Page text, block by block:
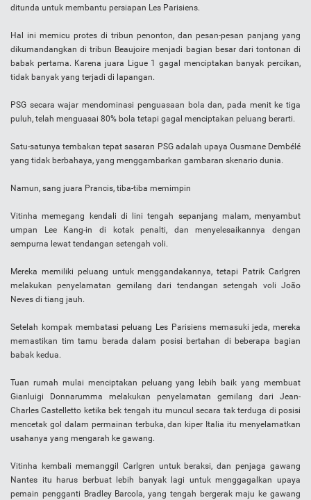
ditunda untuk membantu persiapan Les Parisiens.
Hal ini memicu protes di tribun penonton, dan pesan-pesan panjang yang
dikumandangkan di tribun Beaujoire menjadi bagian besar dari tontonan di
babak pertama. Karena juara Ligue 1 gagal menciptakan banyak percikan,
tidak banyak yang terjadi di lapangan.
PSG secara wajar mendominasi penguasaan bola dan, pada menit ke tiga
puluh, telah menguasai 80% bola tetapi gagal menciptakan peluang berarti.
Satu-satunya tembakan tepat sasaran PSG adalah upaya Ousmane Dembélé
yang tidak berbahaya, yang menggambarkan gambaran skenario dunia.
Namun, sang juara Prancis, tiba-tiba memimpin
Vitinha memegang kendali di lini tengah sepanjang malam, menyambut
umpan Lee Kang-in di kotak penalti, dan menyelesaikannya dengan
sempurna lewat tendangan setengah voli.
Mereka memiliki peluang untuk menggandakannya, tetapi Patrik Carlgren
melakukan penyelamatan gemilang dari tendangan setengah voli João
Neves di tiang jauh.
Setelah kompak membatasi peluang Les Parisiens memasuki jeda, mereka
memastikan tim tamu berada dalam posisi bertahan di beberapa bagian
babak kedua.
Tuan rumah mulai menciptakan peluang yang lebih baik yang membuat
Gianluigi Donnarumma melakukan penyelamatan gemilang dari Jean-
Charles Castelletto ketika bek tengah itu muncul secara tak terduga di posisi
mencetak gol dalam permainan terbuka, dan kiper Italia itu menyelamatkan
usahanya yang mengarah ke gawang.
Vitinha kembali memanggil Carlgren untuk beraksi, dan penjaga gawang
Nantes itu harus berbuat lebih banyak lagi untuk menggagalkan upaya
pemain pengganti Bradley Barcola, yang tengah bergerak maju ke gawang